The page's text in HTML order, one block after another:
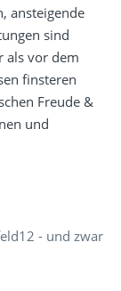
ansteigende
sind
als vor dem
finsteren
Freude &
und